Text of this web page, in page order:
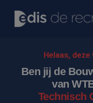
Helaas,
Ben jij de
van
Technisch